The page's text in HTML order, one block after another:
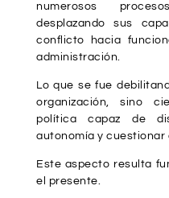
numerosos
desplazando sus
conflicto hacia
administración.
Lo que se fue
organización, sino
política capaz de
autonomía y cuestionar
Este aspecto resulta
el presente.